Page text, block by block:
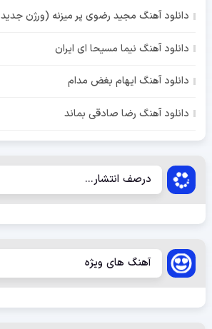
دانلود آهنگ مجید رضوی پر میزنه (ورژن جدید 2)
دانلود آهنگ نیما مسیحا ای ایران
دانلود آهنگ ایهام بغض مدام
دانلود آهنگ رضا صادقی بماند
درصف انتشار...
آهنگ های ویژه